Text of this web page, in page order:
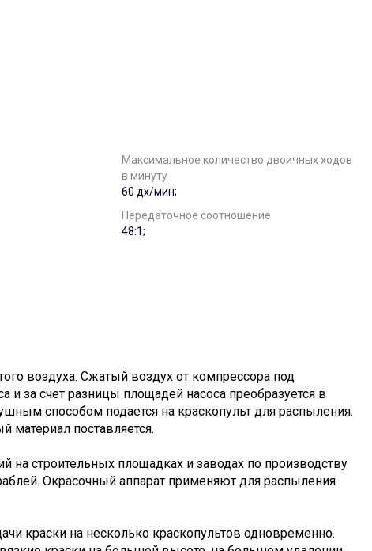
Максимальное количество двоичных ходов
в минуту
60 дх/мин;
Передаточное соотношение
48:1;
воздуха. Сжатый воздух от компрессора под
за счет разницы площадей насоса преобразуется в
способом подается на краскопульт для распыления.
материал поставляется.
на строительных площадках и заводах по производству
Окрасочный аппарат применяют для распыления
краски на несколько краскопультов одновременно.